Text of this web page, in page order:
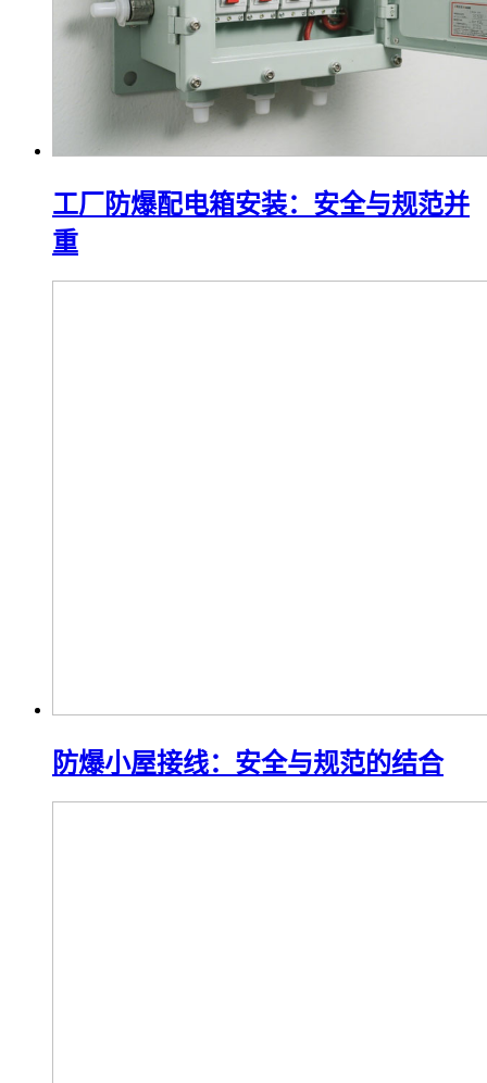
工厂防爆配电箱安装：安全与规范并
重
防爆小屋接线：安全与规范的结合